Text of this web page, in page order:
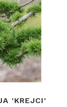
'KREJCI'